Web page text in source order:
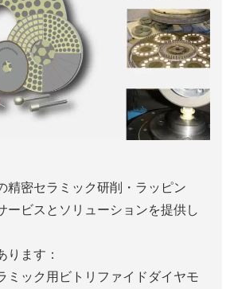
精密セラミック研削・ラッピン
ービスとソリューションを提供し
ります：
ミック用ビトリファイドダイヤモ